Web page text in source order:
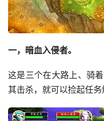
一，暗血入侵者。
这是三个在大路上、骑
其击杀，就可以捡起任务